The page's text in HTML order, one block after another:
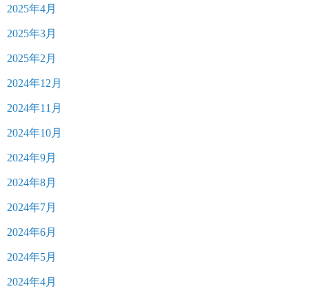
2025年4月
2025年3月
2025年2月
2024年12月
2024年11月
2024年10月
2024年9月
2024年8月
2024年7月
2024年6月
2024年5月
2024年4月